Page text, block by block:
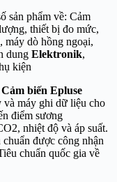
sản phẩm về: Cảm
thiết bị đo mức,
máy dò hồng ngoại,
dung Elektronik,
kiện
Cảm biến Epluse
và máy ghi dữ liệu cho
điểm sương
nhiệt độ và áp suất.
được công nhận
chuẩn quốc gia về